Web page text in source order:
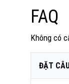
FAQ
Không có
ĐẶT